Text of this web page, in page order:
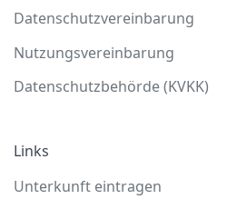
Datenschutzvereinbarung
Nutzungsvereinbarung
Datenschutzbehörde (KVKK)
Links
Unterkunft eintragen